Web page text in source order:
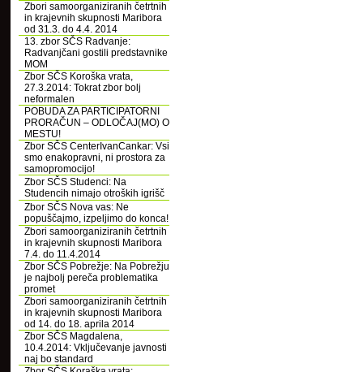
Zbori samoorganiziranih četrtnih
in krajevnih skupnosti Maribora
od 31.3. do 4.4. 2014
13. zbor SČS Radvanje:
Radvanjčani gostili predstavnike
MOM
Zbor SČS Koroška vrata,
27.3.2014: Tokrat zbor bolj
neformalen
POBUDA ZA PARTICIPATORNI
PRORAČUN – ODLOČAJ(MO) O
MESTU!
Zbor SČS CenterIvanCankar: Vsi
smo enakopravni, ni prostora za
samopromocijo!
Zbor SČS Studenci: Na
Studencih nimajo otroških igrišč
Zbor SČS Nova vas: Ne
popuščajmo, izpeljimo do konca!
Zbori samoorganiziranih četrtnih
in krajevnih skupnosti Maribora
7.4. do 11.4.2014
Zbor SČS Pobrežje: Na Pobrežju
je najbolj pereča problematika
promet
Zbori samoorganiziranih četrtnih
in krajevnih skupnosti Maribora
od 14. do 18. aprila 2014
Zbor SČS Magdalena,
10.4.2014: Vključevanje javnosti
naj bo standard